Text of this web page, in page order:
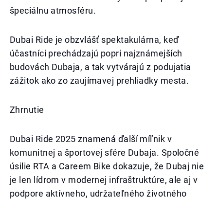
špeciálnu atmosféru.
Dubai Ride je obzvlášť spektakulárna, keď
účastníci prechádzajú popri najznámejších
budovách Dubaja, a tak vytvárajú z podujatia
zážitok ako zo zaujímavej prehliadky mesta.
Zhrnutie
Dubai Ride 2025 znamená ďalší míľnik v
komunitnej a športovej sfére Dubaja. Spoločné
úsilie RTA a Careem Bike dokazuje, že Dubaj nie
je len lídrom v modernej infraštruktúre, ale aj v
podpore aktívneho, udržateľného životného